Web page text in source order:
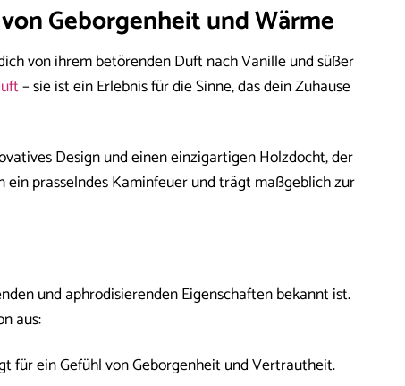
Geborgenheit und Wärme
von ihrem betörenden Duft nach Vanille und süßer
– sie ist ein Erlebnis für die Sinne, das dein Zuhause
Design und einen einzigartigen Holzdocht, der
prasselndes Kaminfeuer und trägt maßgeblich zur
und aphrodisierenden Eigenschaften bekannt ist.
aus:
für ein Gefühl von Geborgenheit und Vertrautheit.